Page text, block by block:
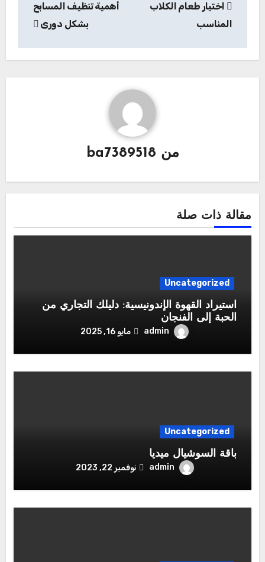
المقالات
اختيار طعام الكلاب
المناسب
أهمية تنظيف المسابح
بشكل دورى
من ba7389518
مقالة ذات صلة
Uncategorized
استيراد القهوة الإندونيسية: دليلك التجاري من
الحبة إلى الفنجان
admin مايو 16, 2025
Uncategorized
باقة السوشيال ميديا
admin نوفمبر 22, 2023